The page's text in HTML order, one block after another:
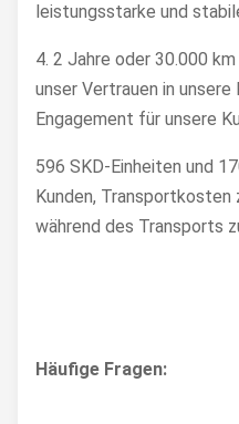
leistungsstarke und
4. 2 Jahre oder 30.000
unser Vertrauen in
Engagement für unsere
596 SKD-Einheiten und
Kunden, Transportkosten
während des Transports
Häufige Fragen: